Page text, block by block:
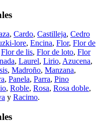
, Cardo, Castilleja, Cedro
lore, Encina, Flor, Flor de
Flor de lis, Flor de loto, Flor
, Laurel, Lirio, Azucena,
, Madroño, Manzana,
, Panela, Parra, Pino
, Roble, Rosa, Rosa doble,
y Racimo.